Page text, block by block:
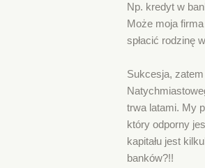
Np. kredyt w
Może moja
spłacić rodzinę
Sukcesja, zatem
trwa latami. My
który odporny
kapitału jest
banków?!!